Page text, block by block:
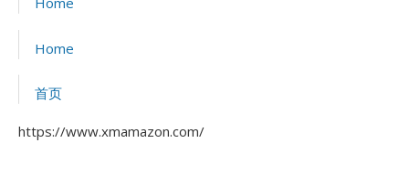
Home
首页
https://www.xmamazon.com/